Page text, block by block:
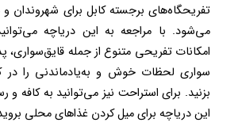
تفریحگاه‌های برجسته کابل برای
می‌شود. با مراجعه به این دریاچه
امکانات تفریحی متنوع از جمله
سواری لحظات خوش و به‌یادماندنی را در
بزنید. برای استراحت نیز می‌توانید به کافه
این دریاچه برای میل کردن غذاهای محلی